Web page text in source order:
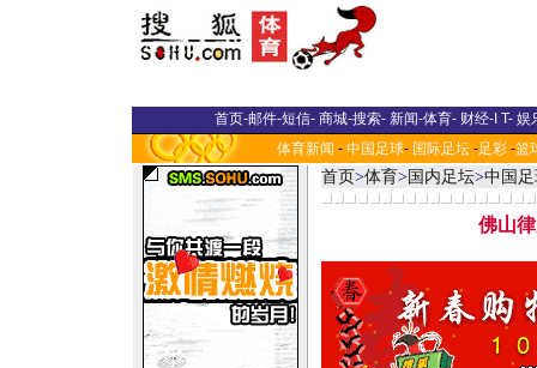
首页-邮件-短信- 商城-搜索- 新闻-体育- 财经-I T- 娱
体育新闻 - 中国足球- 国际足坛 -足彩 -篮
首页>体育> 国内足坛>中国
佛山